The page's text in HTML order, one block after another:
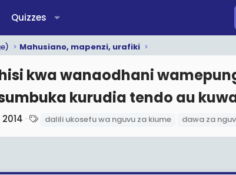
Quizzes
Mahusiano, mapenzi, urafiki
kwa wanaodhani
kurudia tendo au
2014 dalili ukosefu wa nguvu za kiume dawa za